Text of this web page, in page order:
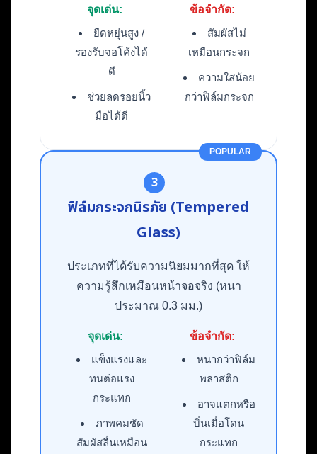
จุดเด่น:
ยืดหยุ่นสูง /
รองรับจอโค้งได้
ดี
ช่วยลดรอยนิ้ว
มือได้ดี
ข้อจำกัด:
สัมผัสไม่
เหมือนกระจก
ความใสน้อย
กว่าฟิล์มกระจก
POPULAR
3
ฟิล์มกระจกนิรภัย (Tempered
Glass)
ประเภทที่ได้รับความนิยมมากที่สุด ให้
ความรู้สึกเหมือนหน้าจอจริง (หนา
ประมาณ 0.3 มม.)
จุดเด่น:
แข็งแรงและ
ทนต่อแรง
กระแทก
ภาพคมชัด
สัมผัสลื่นเหมือน
ข้อจำกัด:
หนากว่าฟิล์ม
พลาสติก
อาจแตกหรือ
บิ่นเมื่อโดน
กระแทก